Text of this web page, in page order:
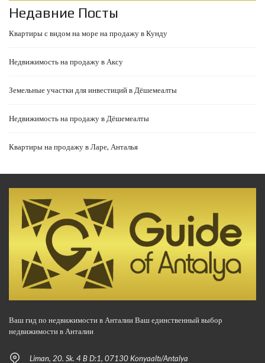
Недавние Посты
Квартиры с видом на море на продажу в Кунду
Недвижимость на продажу в Аксу
Земельные участки для инвестиций в Дёшемеалты
Недвижимость на продажу в Дёшемеалты
Квартиры на продажу в Ларе, Анталья
Ваш гид по недвижимости в Анталии Ваш единственный выбор
недвижимости в Анталии
Liman, 20. Sk. 4 B D:1, 07130 Konyaaltı/Antalya